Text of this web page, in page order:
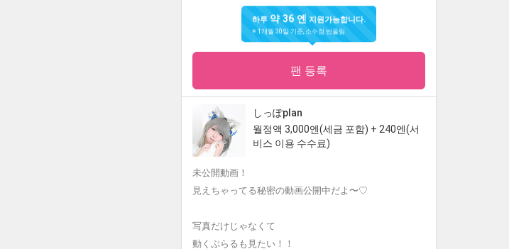
하루약 36 엔 지원가능합니다.
※ 1개월 30일 기준, 소수점 반올림
팬 등록
しっぽplan
월정액 3,000엔(세금 포함) + 240엔(서
비스 이용 수수료)
未公開動画！
見えちゃってる秘密の動画公開中だよ〜♡
写真だけじゃなくて
動くぷらるも見たい！！